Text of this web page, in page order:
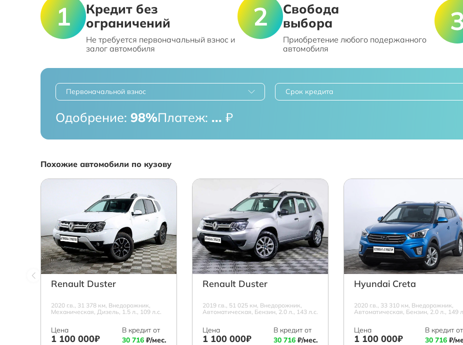
Кредит без
ограничений
Не требуется первоначальный взнос и
залог автомобиля
Свобода
выбора
Приобретение любого подержанного
автомобиля
Первоначальной взнос Срок кредита
Одобрение: 98%Платеж: ... ₽
Похожие автомобили по кузову
Renault Duster
2020 г.в., 31 378 км, Внедорожник,
Механическая, Дизель, 1.5 л., 109 л.с.
Цена
1 100 000₽
В кредит от
30 716 ₽/мес.
Renault Duster
2019 г.в., 51 025 км, Внедорожник,
Автоматическая, Бензин, 2.0 л., 143 л.с.
Цена
1 100 000₽
В кредит от
30 716 ₽/мес.
Hyundai Creta
2020 г.в., 33 310 км, Внедорожник,
Автоматическая, Бензин, 2.0 л., 149
Цена
1 100 000₽
В кредит от
30 716 ₽/